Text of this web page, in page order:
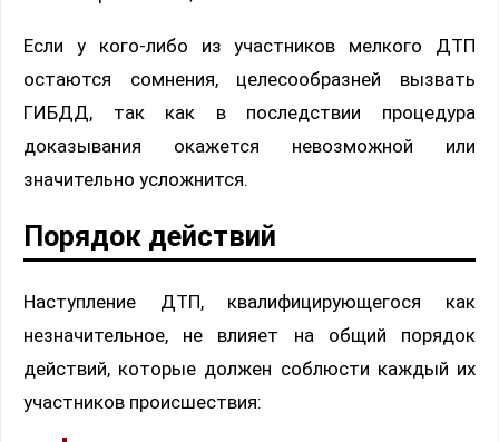
Если у кого-либо из участников мелкого ДТП
остаются сомнения, целесообразней вызвать
ГИБДД, так как в последствии процедура
доказывания окажется невозможной или
значительно усложнится.
Порядок действий
Наступление ДТП, квалифицирующегося как
незначительное, не влияет на общий порядок
действий, которые должен соблюсти каждый их
участников происшествия: